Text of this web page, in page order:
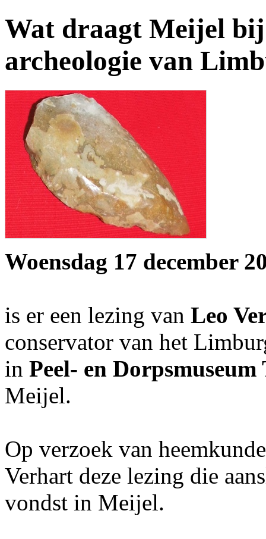
Wat draagt Meijel
archeologie van
Woensdag 17 december
is er een lezing van Leo
conservator van het
in Peel- en
Meijel.
Op verzoek van
Verhart deze lezing die
vondst in Meijel.